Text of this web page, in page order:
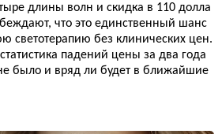
длины волн и скидка в 110 долла
что это единственный шанс
светотерапию без клинических цен.
падений цены за два года
было и вряд ли будет в ближайшие